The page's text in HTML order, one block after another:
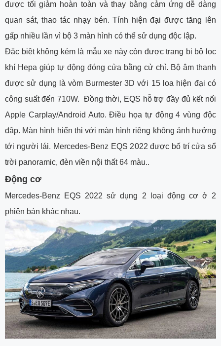
được tối giảm hoàn toàn và thay bằng cảm ứng dễ dàng
quan sát, thao tác nhạy bén. Tính hiện đại được tăng lên
gấp nhiều lần vì bộ 3 màn hình có thể sử dụng độc lập.
Đặc biệt không kém là mẫu xe này còn được trang bị bộ lọc
khí Hepa giúp tự động đóng cửa bằng cử chỉ. Bộ âm thanh
được sử dụng là vòm Burmester 3D với 15 loa hiện đại có
công suất đến 710W. Đồng thời, EQS hỗ trợ đầy đủ kết nối
Apple Carplay/Android Auto. Điều họa tự động 4 vùng độc
đập. Màn hình hiển thị với màn hình riêng không ảnh hưởng
tới người lái. Mercedes-Benz EQS 2022 được bố trí cửa sổ
trời panoramic, đèn viền nội thất 64 màu..
Động cơ
Mercedes-Benz EQS 2022 sử dụng 2 loại động cơ ở 2
phiên bản khác nhau.